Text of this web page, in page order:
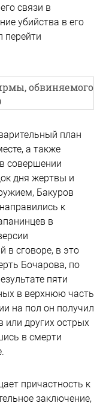
связи в
убийства в его
перейти
обвиняемого
план
а также
совершении
дня жертвы и
Бакуров
к
в
в сговоре, в это
Бочарова, по
пяти
в верхнюю часть
на пол он получил
или других острых
в смерти
причастность к
заключение,